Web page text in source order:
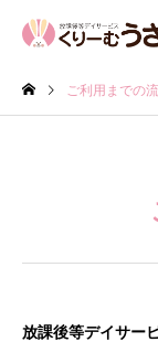
ご利用までの
放課後等デイサー